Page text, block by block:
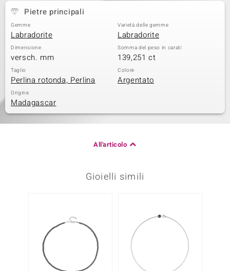
Pietre principali
Gemme
Labradorite
Varietà delle gemme
Labradorite
Dimensione
versch. mm
Somma del peso in carati
139,251 ct
Taglio
Perlina rotonda, Perlina
Colore
Argentato
Origine
Madagascar
All'articolo
Gioielli simili